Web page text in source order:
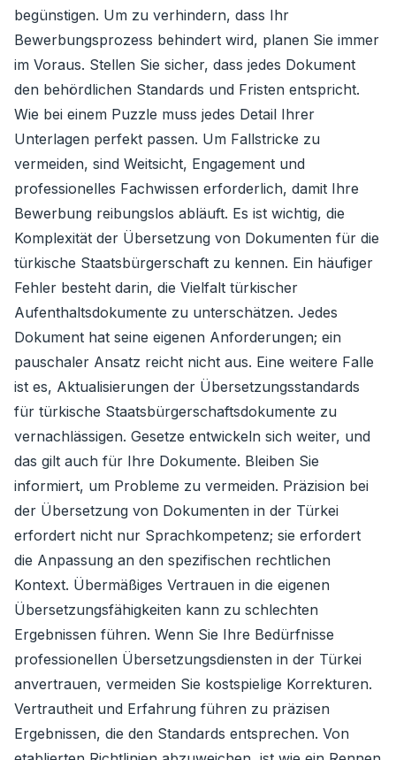
begünstigen. Um zu verhindern, dass Ihr
Bewerbungsprozess behindert wird, planen Sie immer
im Voraus. Stellen Sie sicher, dass jedes Dokument
den behördlichen Standards und Fristen entspricht.
Wie bei einem Puzzle muss jedes Detail Ihrer
Unterlagen perfekt passen. Um Fallstricke zu
vermeiden, sind Weitsicht, Engagement und
professionelles Fachwissen erforderlich, damit Ihre
Bewerbung reibungslos abläuft. Es ist wichtig, die
Komplexität der Übersetzung von Dokumenten für die
türkische Staatsbürgerschaft zu kennen. Ein häufiger
Fehler besteht darin, die Vielfalt türkischer
Aufenthaltsdokumente zu unterschätzen. Jedes
Dokument hat seine eigenen Anforderungen; ein
pauschaler Ansatz reicht nicht aus. Eine weitere Falle
ist es, Aktualisierungen der Übersetzungsstandards
für türkische Staatsbürgerschaftsdokumente zu
vernachlässigen. Gesetze entwickeln sich weiter, und
das gilt auch für Ihre Dokumente. Bleiben Sie
informiert, um Probleme zu vermeiden. Präzision bei
der Übersetzung von Dokumenten in der Türkei
erfordert nicht nur Sprachkompetenz; sie erfordert
die Anpassung an den spezifischen rechtlichen
Kontext. Übermäßiges Vertrauen in die eigenen
Übersetzungsfähigkeiten kann zu schlechten
Ergebnissen führen. Wenn Sie Ihre Bedürfnisse
professionellen Übersetzungsdiensten in der Türkei
anvertrauen, vermeiden Sie kostspielige Korrekturen.
Vertrautheit und Erfahrung führen zu präzisen
Ergebnissen, die den Standards entsprechen. Von